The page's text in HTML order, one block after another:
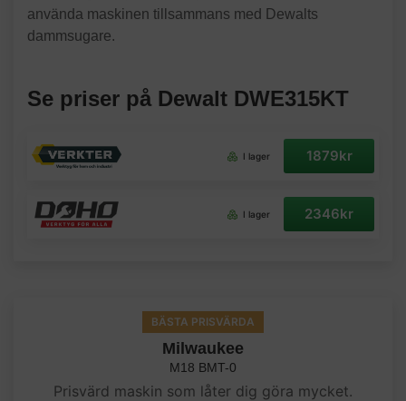
använda maskinen tillsammans med Dewalts
dammsugare.
Se priser på Dewalt DWE315KT
I lager 1879kr
I lager 2346kr
BÄSTA PRISVÄRDA
Milwaukee
M18 BMT-0
Prisvärd maskin som låter dig göra mycket.